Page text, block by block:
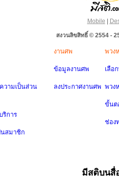
Mobile |
สงวนลิขสิทธิ์ © 2554 -
วามเป็นส่วน
ริการ
นสมาชิก
งานศพ
ข้อมูลงานศพ
ลงประกาศงานศพ
พวง
เลือ
พวง
ขั้นต
ช่อง
มีสติบนสื่